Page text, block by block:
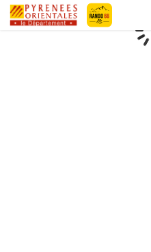
Geotrek-rando